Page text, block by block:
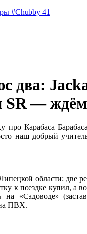
#Chubby 41
два:
SR —
про Карабаса
наш добрый
области: две
к поездке купил, а
на «Садоводе»
на ПВХ.